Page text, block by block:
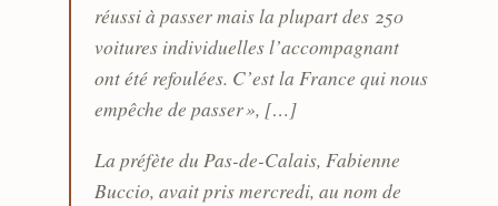
réussi à passer mais la plupart des 250
voitures individuelles l’accompagnant
ont été refoulées. C’est la France qui nous
empêche de passer », […]
La préfète du Pas-de-Calais, Fabienne
Buccio, avait pris mercredi, au nom de